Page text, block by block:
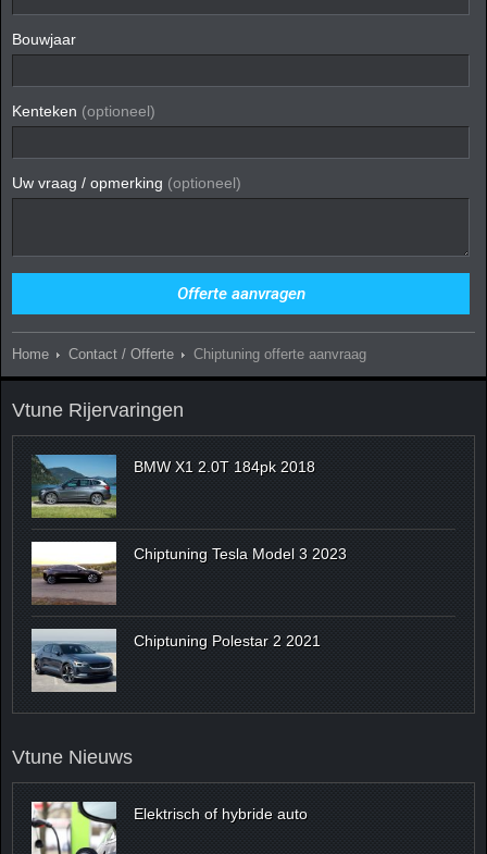
Bouwjaar
Kenteken (optioneel)
Uw vraag / opmerking (optioneel)
Home Contact / Offerte Chiptuning offerte aanvraag
Vtune Rijervaringen
BMW X1 2.0T 184pk 2018
Chiptuning Tesla Model 3 2023
Chiptuning Polestar 2 2021
Vtune Nieuws
Elektrisch of hybride auto